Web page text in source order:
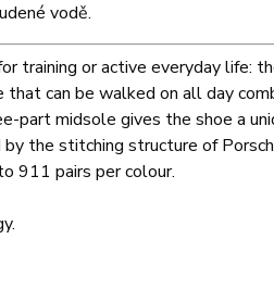
vodě.
training or active everyday life:
can be walked on all day
midsole gives the shoe a
the stitching structure of
911 pairs per colour.